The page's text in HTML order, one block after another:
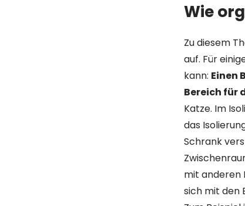
Wie
Zu diesem
auf. Für
kann: Einen
Bereich für
Katze. Im
das
Schrank
mit anderen
sich mit den